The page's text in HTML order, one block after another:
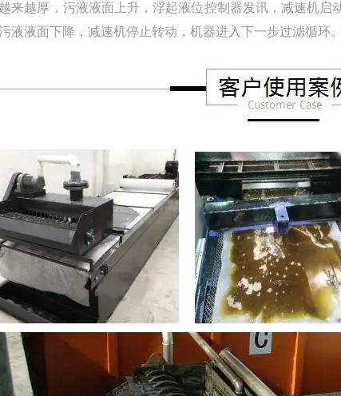
来越厚，污液液面上升，浮起液位控制器发讯，减速机
液液面下降，减速机停止转动，机器进入下一步过滤循环